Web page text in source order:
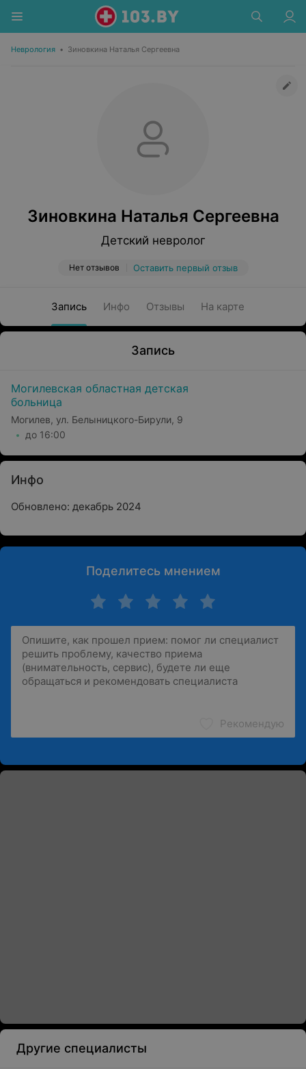
Неврология • Зиновкина Наталья Сергеевна
Зиновкина Наталья Сергеевна
Детский невролог
Нет отзывов Оставить первый отзыв
Запись Инфо Отзывы На карте
Запись
Могилевская областная детская
больница
Могилев, ул. Белыницкого-Бирули, 9
до 16:00
Инфо
Обновлено: декабрь 2024
Поделитесь мнением
Рекомендую
Другие специалисты